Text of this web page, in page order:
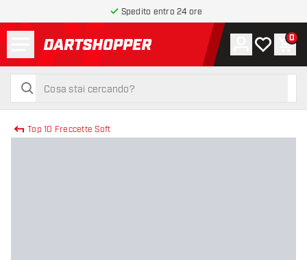
Spedito entro 24 ore
torna alla home page
cerca
cerca
Account
La mia0
Top 10 Freccette Soft